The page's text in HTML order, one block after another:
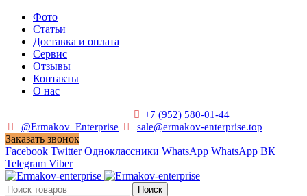
Фото
Статьи
Доставка и оплата
Сервис
Отзывы
Контакты
О нас
+7 (952) 580-01-44
@Ermakov_Enterprise
sale@ermakov-enterprise.top
Заказать звонок
Facebook Twitter Одноклассники WhatsApp WhatsApp ВК
Telegram Viber
Поиск